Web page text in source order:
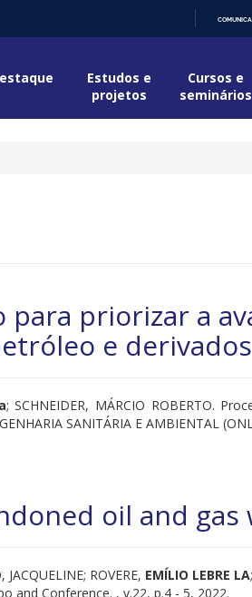
CONTEÚDO
Estudos e
projetos
Cursos e
seminários
priorizar a
e derivados
; SCHNEIDER, MÁRCIO ROBERTO.
SANITÁRIA E AMBIENTAL
oil and gas
ROVERE, EMÍLIO LEBRE LA
and Conference. , v.22, p.4 - 5, 2022.